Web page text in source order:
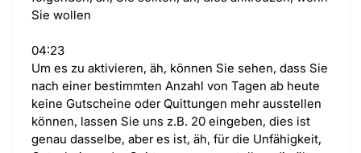
Sie wollen
04:23
Um es zu aktivieren, äh, können Sie sehen, dass Sie
nach einer bestimmten Anzahl von Tagen ab heute
keine Gutscheine oder Quittungen mehr ausstellen
können, lassen Sie uns z.B. 20 eingeben, dies ist
genau dasselbe, aber es ist, äh, für die Unfähigkeit,